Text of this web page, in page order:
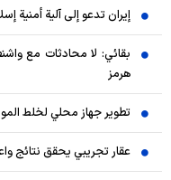
إيران تدعو إلى آلية أمنية
بقائي: لا محادثات مع
هرمز
تطوير جهاز محلي لخلط
عقار تجريبي يحقق نتائج